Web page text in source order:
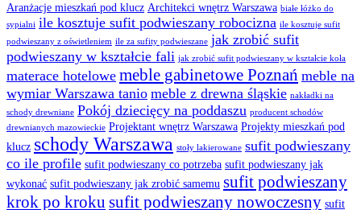
Aranżacje mieszkań pod klucz Architekci wnętrz Warszawa białe łóżko do
sypialni ile kosztuje sufit podwieszany robocizna ile kosztuje sufit
podwieszany z oświetleniem ile za sufity podwieszane jak zrobić sufit
podwieszany w kształcie fali jak zrobić sufit podwieszany w kształcie koła
materace hotelowe meble gabinetowe Poznań meble na
wymiar Warszawa tanio meble z drewna śląskie nakładki na
schody drewniane Pokój dziecięcy na poddaszu producent schodów
drewnianych mazowieckie Projektant wnętrz Warszawa Projekty mieszkań pod
klucz schody Warszawa stoły lakierowane sufit podwieszany
co ile profile sufit podwieszany co potrzeba sufit podwieszany jak
wykonać sufit podwieszany jak zrobić samemu sufit podwieszany
krok po kroku sufit podwieszany nowoczesny sufit